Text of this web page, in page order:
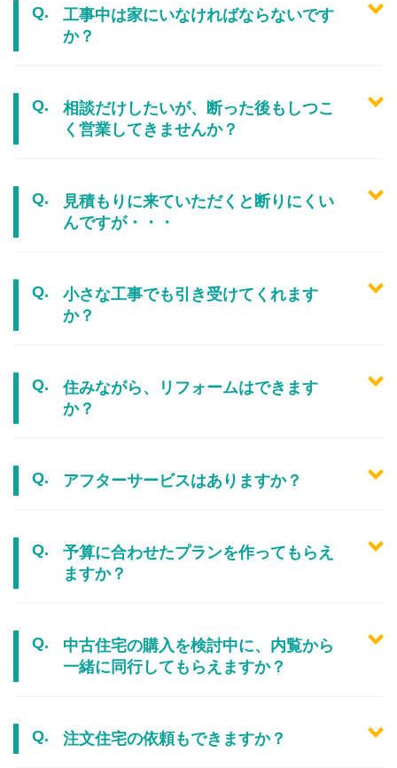
工事中は家にいなければならないです
か？
相談だけしたいが、断った後もしつこ
く営業してきませんか？
見積もりに来ていただくと断りにくい
んですが・・・
小さな工事でも引き受けてくれます
か？
住みながら、リフォームはできます
か？
アフターサービスはありますか？
予算に合わせたプランを作ってもらえ
ますか？
中古住宅の購入を検討中に、内覧から
一緒に同行してもらえますか？
注文住宅の依頼もできますか？